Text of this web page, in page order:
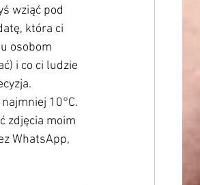
wziąć pod
która ci
osobom
i co ci ludzie
10°C.
zdjęcia moim
WhatsApp,